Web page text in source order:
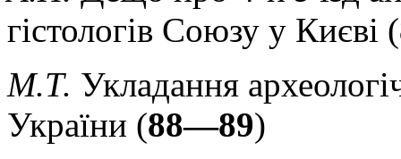
гістологів Союзу у Києві (
М.Т. Укладання
України (88—89)